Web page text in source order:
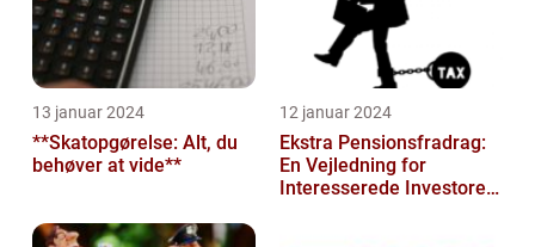
13 januar 2024
**Skatopgørelse: Alt, du
behøver at vide**
12 januar 2024
Ekstra Pensionsfradrag:
En Vejledning for
Interesserede Investorer